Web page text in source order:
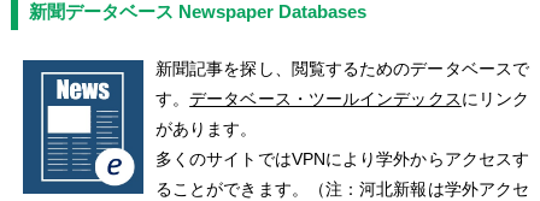
新聞データベース Newspaper Databases
新聞記事を探し、閲覧するためのデータベースで
す。データベース・ツールインデックスにリンク
があります。
多くのサイトではVPNにより学外からアクセスす
ることができます。（注：河北新報は学外アクセ